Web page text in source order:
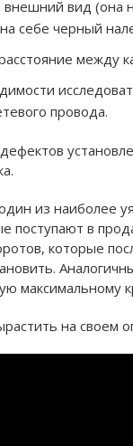
вид (она
себе черный
между
провода.
из наиболее
поступают в
которые
максимальному
на своем